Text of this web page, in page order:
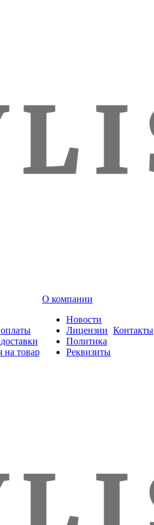
на товар
О компании
Новости
Лицензии
Политика
Реквизиты
Контакты